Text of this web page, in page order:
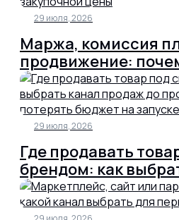
29 июля, 2026
Маржа, комиссия
продвижение:
товара нельзя
закупочной цены
29 июля, 2026
Где продавать
брендом: как
продаж до
потерять бюджет